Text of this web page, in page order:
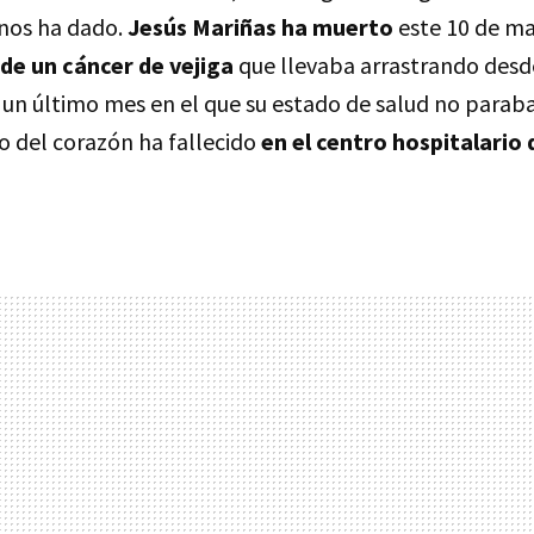
ha dado.Jesús Mariñas ha muerto este 10 de
un cáncer de vejiga que llevaba arrastrando
último mes en el que su estado de salud no
del corazón ha fallecido en el centro hospitalario